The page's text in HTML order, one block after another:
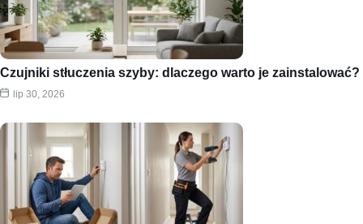
Czujniki stłuczenia szyby: dlaczego warto je zainstalować?
lip 30, 2026